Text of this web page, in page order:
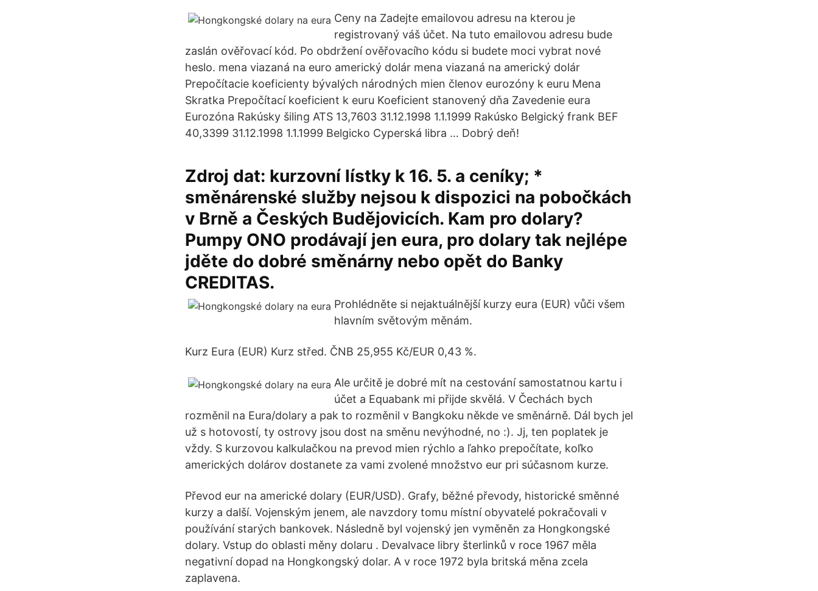
Ceny na Zadejte emailovou adresu na kterou je
registrovaný váš účet. Na tuto emailovou adresu bude
zaslán ověřovací kód. Po obdržení ověřovacího kódu si budete moci vybrat nové
heslo. mena viazaná na euro americký dolár mena viazaná na americký dolár
Prepočítacie koeficienty bývalých národných mien členov eurozóny k euru Mena
Skratka Prepočítací koeficient k euru Koeficient stanovený dňa Zavedenie eura
Eurozóna Rakúsky šiling ATS 13,7603 31.12.1998 1.1.1999 Rakúsko Belgický frank BEF
40,3399 31.12.1998 1.1.1999 Belgicko Cyperská libra … Dobrý deň!
Zdroj dat: kurzovní lístky k 16. 5. a ceníky; *
směnárenské služby nejsou k dispozici na pobočkách
v Brně a Českých Budějovicích. Kam pro dolary?
Pumpy ONO prodávají jen eura, pro dolary tak nejlépe
jděte do dobré směnárny nebo opět do Banky
CREDITAS.
Prohlédněte si nejaktuálnější kurzy eura (EUR) vůči všem
hlavním světovým měnám.
Kurz Eura (EUR) Kurz střed. ČNB 25,955 Kč/EUR 0,43 %.
Ale určitě je dobré mít na cestování samostatnou kartu i
účet a Equabank mi přijde skvělá. V Čechách bych
rozměnil na Eura/dolary a pak to rozměnil v Bangkoku někde ve směnárně. Dál bych jel
už s hotovostí, ty ostrovy jsou dost na směnu nevýhodné, no :). Jj, ten poplatek je
vždy. S kurzovou kalkulačkou na prevod mien rýchlo a ľahko prepočítate, koľko
amerických dolárov dostanete za vami zvolené množstvo eur pri súčasnom kurze.
Převod eur na americké dolary (EUR/USD). Grafy, běžné převody, historické směnné
kurzy a další. Vojenským jenem, ale navzdory tomu místní obyvatelé pokračovali v
používání starých bankovek. Následně byl vojenský jen vyměněn za Hongkongské
dolary. Vstup do oblasti měny dolaru . Devalvace libry šterlinků v roce 1967 měla
negativní dopad na Hongkongský dolar. A v roce 1972 byla britská měna zcela
zaplavena.